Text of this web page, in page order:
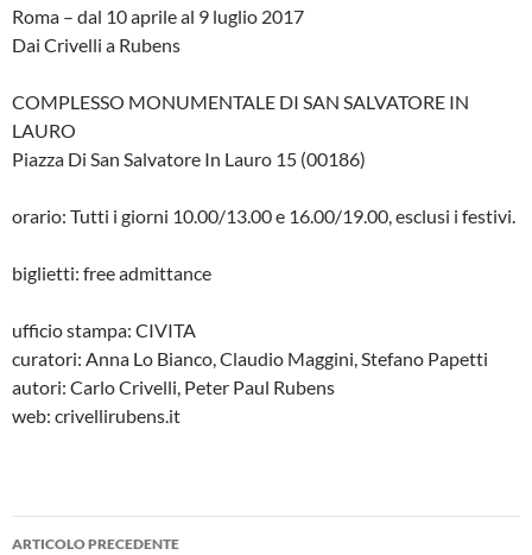
Roma – dal 10 aprile al 9 luglio 2017
Dai Crivelli a Rubens
COMPLESSO MONUMENTALE DI SAN SALVATORE IN
LAURO
Piazza Di San Salvatore In Lauro 15 (00186)
orario: Tutti i giorni 10.00/13.00 e 16.00/19.00, esclusi i festivi.
biglietti: free admittance
ufficio stampa: CIVITA
curatori: Anna Lo Bianco, Claudio Maggini, Stefano Papetti
autori: Carlo Crivelli, Peter Paul Rubens
web: crivellirubens.it
Navigazione
ARTICOLO PRECEDENTE